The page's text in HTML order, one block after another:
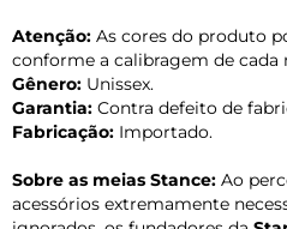
Atenção: As cores do produto
conforme a calibragem de
Gênero: Unissex.
Garantia: Contra defeito de
Fabricação: Importado.
Sobre as meias Stance: Ao
acessórios extremamente